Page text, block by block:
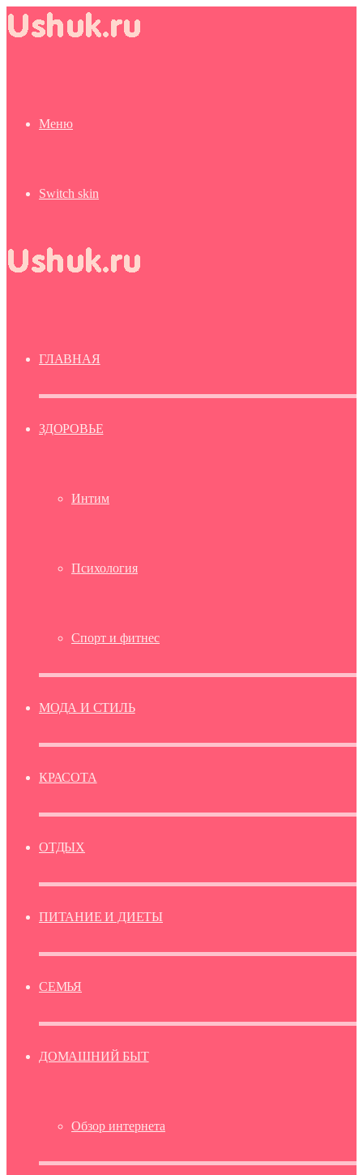
Меню
Switch skin
ГЛАВНАЯ
ЗДОРОВЬЕ
Интим
Психология
Спорт и фитнес
МОДА И СТИЛЬ
КРАСОТА
ОТДЫХ
ПИТАНИЕ И ДИЕТЫ
СЕМЬЯ
ДОМАШНИЙ БЫТ
Обзор интернета